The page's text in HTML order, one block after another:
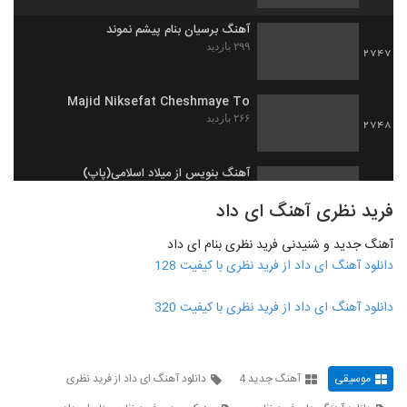
2747
آهنگ برسیان بنام پیشم نموند
۲۹۹ بازدید
2748
Majid Niksefat Cheshmaye To
۲۶۶ بازدید
آهنگ بنویس از میلاد اسلامی(پاپ)
2750
beshno o bavar kon)
۲۶۸ بازدید
Mahdi Barati Khaterat
دانلود آهنگ امیرمسعود صدیق پاییز (Amir
فرید نظری آهنگ ای داد
آهنگ جدید و شنیدنی فرید نظری بنام ای داد
دانلود آهنگ ای داد از فرید نظری با کیفیت 128
دانلود آهنگ ای داد از فرید نظری با کیفیت 320
موسیقی آهنگ جدید 4
دانلود آهنگ ای داد از فرید نظری